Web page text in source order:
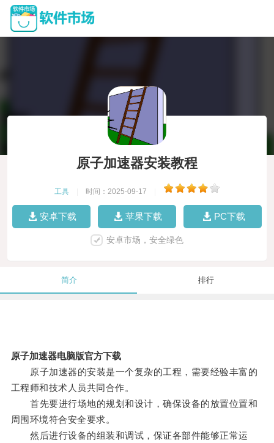
原子加速器安装教程
工具 时间：2025-09-17
安卓下载 苹果下载 PC下载
安卓市场，安全绿色
简介 排行
原子加速器电脑版官方下载
原子加速器的安装是一个复杂的工程，需要经验丰富的
工程师和技术人员共同合作。
首先要进行场地的规划和设计，确保设备的放置位置和
周围环境符合安全要求。
然后进行设备的组装和调试，保证各部件能够正常运